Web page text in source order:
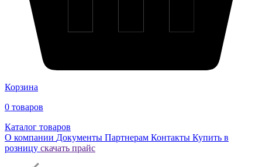
Корзина
0 товаров
Каталог товаров
О компании Документы Партнерам Контакты Купить в
розницу скачать прайс